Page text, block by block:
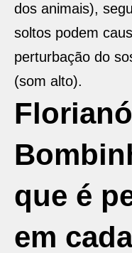
dos animais),
soltos podem
perturbação do
(som alto).
que é
em cada